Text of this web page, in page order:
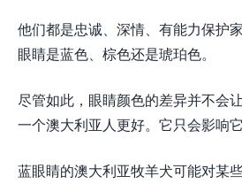
他们都是忠诚、深情、有能力保护
眼睛是蓝色、棕色还是琥珀色。
尽管如此，眼睛颜色的差异并不会
一个澳大利亚人更好。它只会影响
蓝眼睛的澳大利亚牧羊犬可能对某